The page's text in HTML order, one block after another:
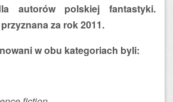
autorów polskiej fantastyki.
za rok 2011.
w obu kategoriach byli: